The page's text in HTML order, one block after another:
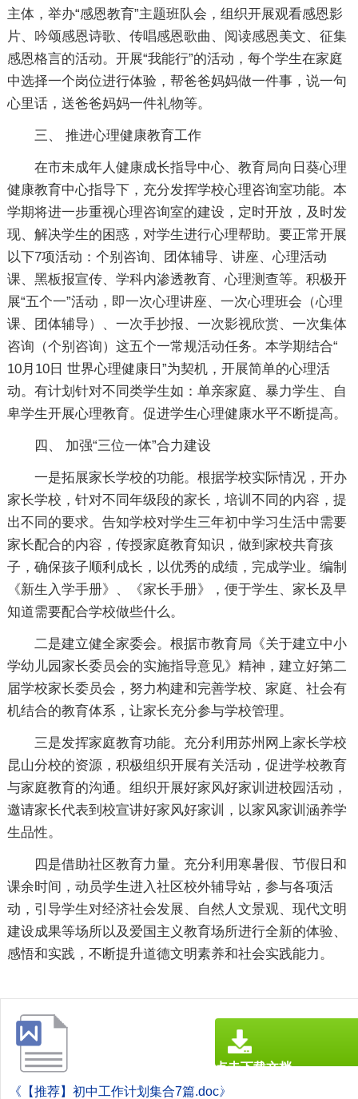
主体，举办“感恩教育”主题班队会，组织开展观看感恩影
片、吟颂感恩诗歌、传唱感恩歌曲、阅读感恩美文、征集
感恩格言的活动。开展“我能行”的活动，每个学生在家庭
中选择一个岗位进行体验，帮爸爸妈妈做一件事，说一句
心里话，送爸爸妈妈一件礼物等。
三、 推进心理健康教育工作
在市未成年人健康成长指导中心、教育局向日葵心理
健康教育中心指导下，充分发挥学校心理咨询室功能。本
学期将进一步重视心理咨询室的建设，定时开放，及时发
现、解决学生的困惑，对学生进行心理帮助。要正常开展
以下7项活动：个别咨询、团体辅导、讲座、心理活动
课、黑板报宣传、学科内渗透教育、心理测查等。积极开
展“五个一”活动，即一次心理讲座、一次心理班会（心理
课、团体辅导）、一次手抄报、一次影视欣赏、一次集体
咨询（个别咨询）这五个一常规活动任务。本学期结合“
10月10日 世界心理健康日”为契机，开展简单的心理活
动。有计划针对不同类学生如：单亲家庭、暴力学生、自
卑学生开展心理教育。促进学生心理健康水平不断提高。
四、 加强“三位一体”合力建设
一是拓展家长学校的功能。根据学校实际情况，开办
家长学校，针对不同年级段的家长，培训不同的内容，提
出不同的要求。告知学校对学生三年初中学习生活中需要
家长配合的内容，传授家庭教育知识，做到家校共育孩
子，确保孩子顺利成长，以优秀的成绩，完成学业。编制
《新生入学手册》、《家长手册》，便于学生、家长及早
知道需要配合学校做些什么。
二是建立健全家委会。根据市教育局《关于建立中小
学幼儿园家长委员会的实施指导意见》精神，建立好第二
届学校家长委员会，努力构建和完善学校、家庭、社会有
机结合的教育体系，让家长充分参与学校管理。
三是发挥家庭教育功能。充分利用苏州网上家长学校
昆山分校的资源，积极组织开展有关活动，促进学校教育
与家庭教育的沟通。组织开展好家风好家训进校园活动，
邀请家长代表到校宣讲好家风好家训，以家风家训涵养学
生品性。
四是借助社区教育力量。充分利用寒暑假、节假日和
课余时间，动员学生进入社区校外辅导站，参与各项活
动，引导学生对经济社会发展、自然人文景观、现代文明
建设成果等场所以及爱国主义教育场所进行全新的体验、
感悟和实践，不断提升道德文明素养和社会实践能力。
《【推荐】初中工作计划集合7篇.doc》
点击下载文档
文档为doc格式